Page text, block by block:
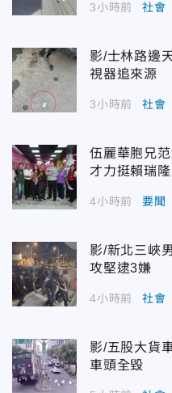
3小時前 社會
影/士林路邊
視器追來源
3小時前 社會
伍麗華胞兄
才力挺賴瑞
4小時前 要聞
影/新北三峽
攻堅逮3嫌
4小時前 社會
影/五股大貨
車頭全毀